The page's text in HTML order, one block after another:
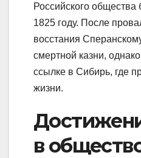
Российского общества
1825 году. После
восстания
смертной казни,
ссылке в Сибирь, где
жизни.
в